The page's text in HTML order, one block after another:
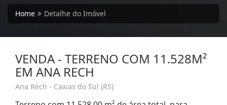
Home Detalhe do Imóvel
VENDA - TERRENO COM 11.528M²
EM ANA RECH
Ana Rech - Caxias do Sul (RS)